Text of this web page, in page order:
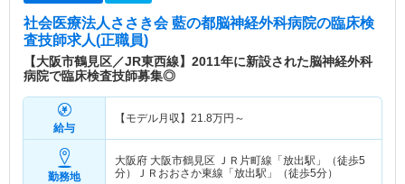
社会医療法人ささき会 藍の都脳神経外科病院の臨床検
査技師求人(正職員)
【大阪市鶴見区／JR東西線】2011年に新設された脳神経外科
病院で臨床検査技師募集◎
給与
【モデル月収】 21.8万円～
勤務地
大阪府 大阪市鶴見区 ＪＲ片町線「放出駅」（徒歩5
分）ＪＲおおさか東線「放出駅」（徒歩5分）